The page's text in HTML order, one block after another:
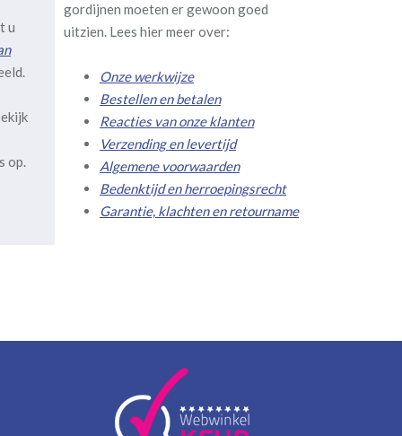
u
op.
gordijnen moeten er gewoon goed
uitzien. Lees hier meer over:
Onze werkwijze
Bestellen en betalen
Reacties van onze klanten
Verzending en levertijd
Algemene voorwaarden
Bedenktijd en herroepingsrecht
Garantie, klachten en retourname